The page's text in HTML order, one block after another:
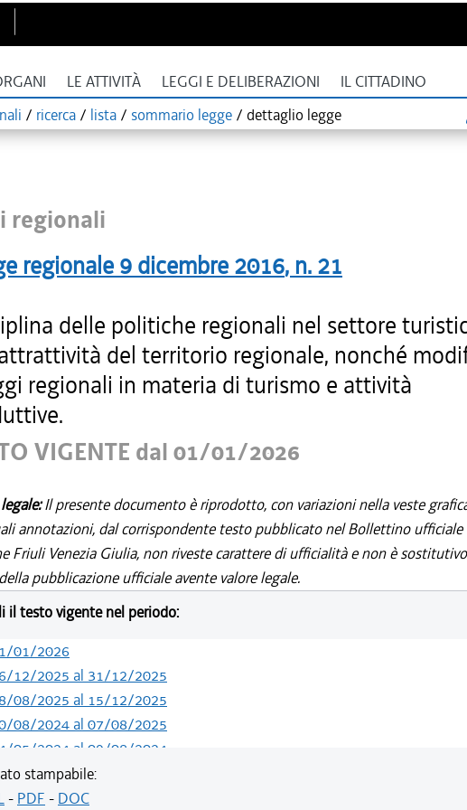
LE ATTIVITÀ LEGGI E DELIBERAZIONI IL CITTADINO
/ ricerca / lista / sommario legge / dettaglio legge
regionali
regionale 9 dicembre 2016, n. 21
delle politiche regionali nel settore
del territorio regionale, nonché
regionali in materia di turismo e attività
VIGENTE dal 01/01/2026
Il presente documento è riprodotto, con variazioni nella veste
annotazioni, dal corrispondente testo pubblicato nel Bollettino ufficiale
Friuli Venezia Giulia, non riveste carattere di ufficialità e non è
pubblicazione ufficiale avente valore legale.
il testo vigente nel periodo:
01/2026
12/2025 al 31/12/2025
08/2025 al 15/12/2025
08/2024 al 07/08/2025
05/2024 al 09/08/2024
01/2024 al 13/05/2024
10/2023 al 31/12/2023
stampabile:
- PDF - DOC